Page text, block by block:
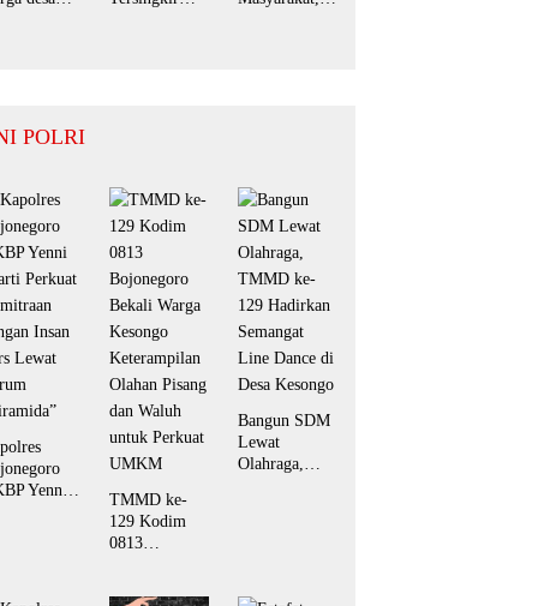
POLRI
Yenni
TMMD ke-
129 Kodim
0813
Bangun SDM
Lewat
Olahraga,